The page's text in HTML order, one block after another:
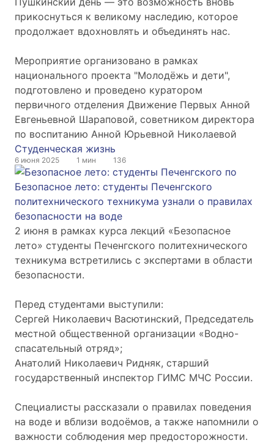
прикоснуться к великому наследию, которое
продолжает вдохновлять и объединять нас.
Мероприятие организовано в рамках
национального проекта "Молодёжь и дети",
подготовлено и проведено куратором
первичного отделения Движение Первых Анной
Евгеньевной Шараповой, советником директора
по воспитанию Анной Юрьевной Николаевой
Студенческая жизнь
6 июня 2025 1 мин 136
Безопасное лето: студенты Печенгского
политехнического техникума узнали о правилах
безопасности на воде
2 июня в рамках курса лекций «Безопасное
лето» студенты Печенгского политехнического
техникума встретились с экспертами в области
безопасности.
Перед студентами выступили:
Сергей Николаевич Васютинский, Председатель
местной общественной организации «Водно-
спасательный отряд»;
Анатолий Николаевич Ридняк, старший
государственный инспектор ГИМС МЧС России.
Специалисты рассказали о правилах поведения
на воде и вблизи водоёмов, а также напомнили о
важности соблюдения мер предосторожности.